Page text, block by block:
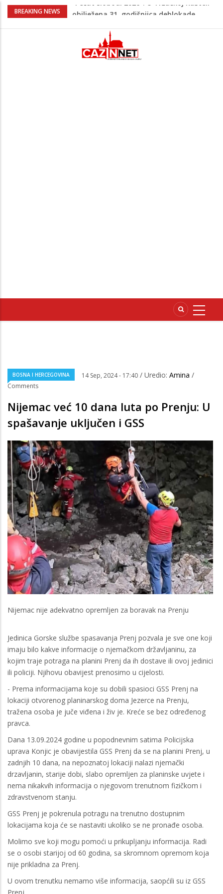
BREAKING NEWS
Porodica iz Krajine u centru afere,
Čestitka povodom Dana Grada Cazina
Velika Kladuša pod udarom požara:
Vatrogasci nadljudskim naporima
BOSNA I HERCEGOVINA 14 Sep, 2024 - 17:40 / Uredio: Amina /
Comments
Nijemac već 10 dana luta po Prenju: U
spašavanje uključen i GSS
Nijemac nije adekvatno opremljen za boravak na Prenju
Jedinica Gorske službe spasavanja Prenj pozvala je sve one koji
imaju bilo kakve informacije o njemačkom državljaninu, za
kojim traje potraga na planini Prenj da ih dostave ili ovoj jedinici
ili policiji. Njihovu obavijest prenosimo u cijelosti.
- Prema informacijama koje su dobili spasioci GSS Prenj na
lokaciji otvorenog planinarskog doma Jezerce na Prenju,
tražena osoba je juče viđena i živ je. Kreće se bez određenog
pravca.
Dana 13.09.2024 godine u popodnevnim satima Policijska
uprava Konjic je obavijestila GSS Prenj da se na planini Prenj, u
zadnjih 10 dana, na nepoznatoj lokaciji nalazi njemački
drzavljanin, starije dobi, slabo opremljen za planinske uvjete i
nema nikakvih informacija o njegovom trenutnom fizičkom i
zdravstvenom stanju.
GSS Prenj je pokrenula potragu na trenutno dostupnim
lokacijama koja će se nastaviti ukoliko se ne pronađe osoba.
Molimo sve koji mogu pomoći u prikupljanju informacija. Radi
se o osobi starijoj od 60 godina, sa skromnom opremom koja
nije prikladna za Prenj.
U ovom trenutku nemamo više informacija, saopćili su iz GSS
Prenj.